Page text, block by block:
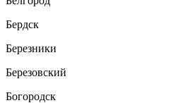
Бердск
Березники
Березовский
Богородск